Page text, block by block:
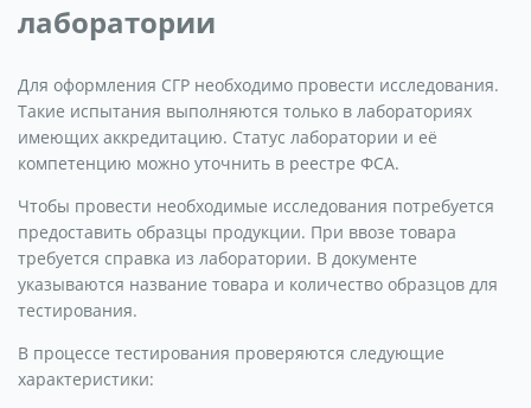
лаборатории
Для оформления СГР необходимо провести исследования.
Такие испытания выполняются только в лабораториях
имеющих аккредитацию. Статус лаборатории и её
компетенцию можно уточнить в реестре ФСА.
Чтобы провести необходимые исследования потребуется
предоставить образцы продукции. При ввозе товара
требуется справка из лаборатории. В документе
указываются название товара и количество образцов для
тестирования.
В процессе тестирования проверяются следующие
характеристики: